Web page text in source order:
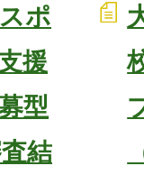
ポ
援
型
結